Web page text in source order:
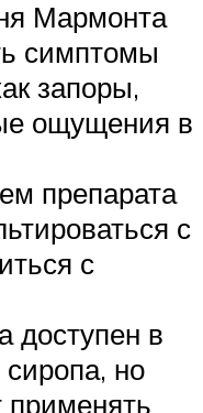
Мармонта
симптомы
запоры,
ощущения в
препарата
с
с
доступен в
но
применять